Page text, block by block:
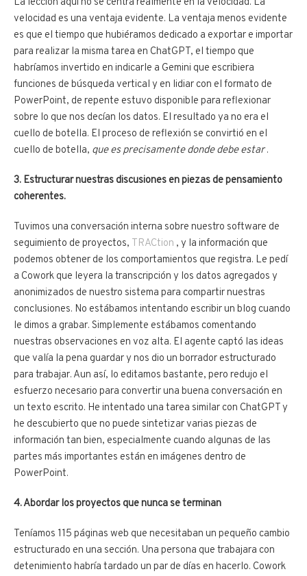
velocidad es una ventaja evidente. La ventaja menos evidente
es que el tiempo que hubiéramos dedicado a exportar e importar
para realizar la misma tarea en ChatGPT, el tiempo que
habríamos invertido en indicarle a Gemini que escribiera
funciones de búsqueda vertical y en lidiar con el formato de
PowerPoint, de repente estuvo disponible para reflexionar
sobre lo que nos decían los datos. El resultado ya no era el
cuello de botella. El proceso de reflexión se convirtió en el
cuello de botella, que es precisamente donde debe estar.
3. Estructurar nuestras discusiones en piezas de pensamiento
coherentes.
Tuvimos una conversación interna sobre nuestro software de
seguimiento de proyectos, TRACtion , y la información que
podemos obtener de los comportamientos que registra. Le pedí
a Cowork que leyera la transcripción y los datos agregados y
anonimizados de nuestro sistema para compartir nuestras
conclusiones. No estábamos intentando escribir un blog cuando
le dimos a grabar. Simplemente estábamos comentando
nuestras observaciones en voz alta. El agente captó las ideas
que valía la pena guardar y nos dio un borrador estructurado
para trabajar. Aun así, lo editamos bastante, pero redujo el
esfuerzo necesario para convertir una buena conversación en
un texto escrito. He intentado una tarea similar con ChatGPT y
he descubierto que no puede sintetizar varias piezas de
información tan bien, especialmente cuando algunas de las
partes más importantes están en imágenes dentro de
PowerPoint.
4. Abordar los proyectos que nunca se terminan
Teníamos 115 páginas web que necesitaban un pequeño cambio
estructurado en una sección. Una persona que trabajara con
detenimiento habría tardado un par de días en hacerlo. Cowork